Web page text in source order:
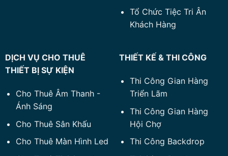
Tổ Chức Tiệc Tri Ân
Khách Hàng
DỊCH VỤ CHO THUÊ
THIẾT BỊ SỰ KIỆN
Cho Thuê Âm Thanh -
Ánh Sáng
Cho Thuê Sân Khấu
Cho Thuê Màn Hình Led
THIẾT KẾ & THI CÔNG
Thi Công Gian Hàng
Triển Lãm
Thi Công Gian Hàng
Hội Chợ
Thi Công Backdrop